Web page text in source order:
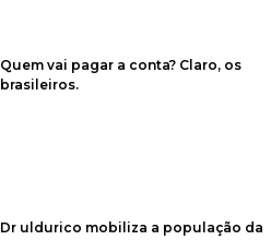
Quem vai pagar a conta? Claro, os
brasileiros.
Dr uldurico mobiliza a população da